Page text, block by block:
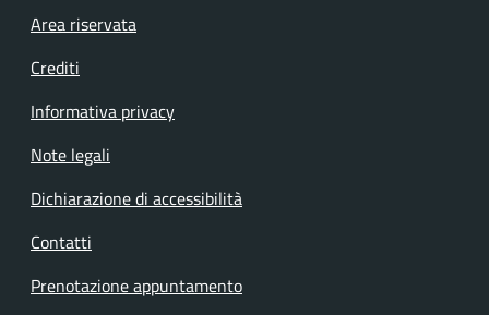
Footer menu
Area riservata
Crediti
Informativa privacy
Note legali
Dichiarazione di accessibilità
Contatti
Prenotazione appuntamento